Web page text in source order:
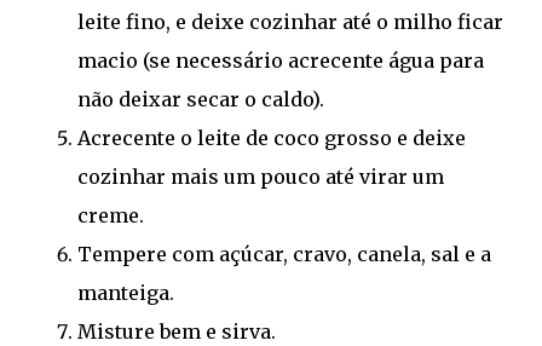
leite fino, e deixe cozinhar até o milho ficar
macio (se necessário acrecente água para
não deixar secar o caldo).
Acrecente o leite de coco grosso e deixe
cozinhar mais um pouco até virar um
creme.
Tempere com açúcar, cravo, canela, sal e a
manteiga.
Misture bem e sirva.